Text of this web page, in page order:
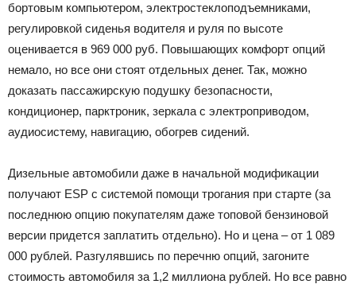
бортовым компьютером, электростеклоподъемниками,
регулировкой сиденья водителя и руля по высоте
оценивается в 969 000 руб. Повышающих комфорт опций
немало, но все они стоят отдельных денег. Так, можно
доказать пассажирскую подушку безопасности,
кондиционер, парктроник, зеркала с электроприводом,
аудиосистему, навигацию, обогрев сидений.
Дизельные автомобили даже в начальной модификации
получают ESP с системой помощи трогания при старте (за
последнюю опцию покупателям даже топовой бензиновой
версии придется заплатить отдельно). Но и цена – от 1 089
000 рублей. Разгулявшись по перечню опций, загоните
стоимость автомобиля за 1,2 миллиона рублей. Но все равно